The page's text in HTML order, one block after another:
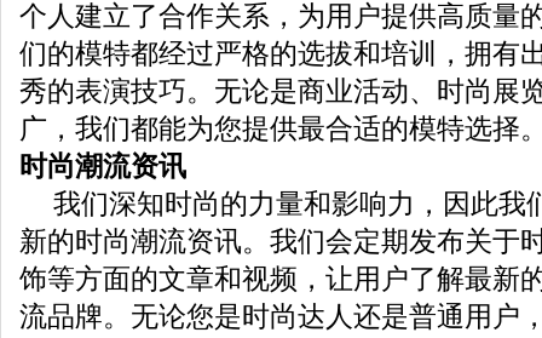
个人建立了合作关系，为用户提供高质量
们的模特都经过严格的选拔和培训，拥有
秀的表演技巧。无论是商业活动、时尚展
广，我们都能为您提供最合适的模特选择
时尚潮流资讯
我们深知时尚的力量和影响力，因此我
新的时尚潮流资讯。我们会定期发布关于
饰等方面的文章和视频，让用户了解最新
流品牌。无论您是时尚达人还是普通用户